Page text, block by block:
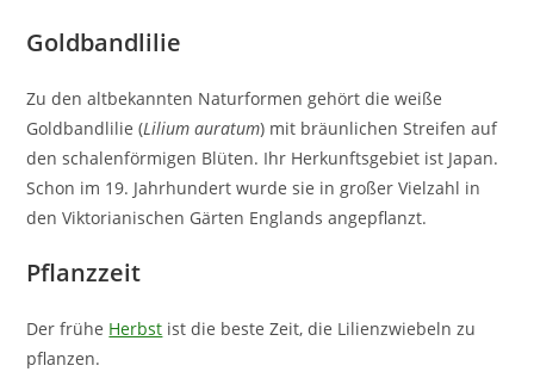
Goldbandlilie
Zu den altbekannten Naturformen gehört die weiße
Goldbandlilie (Lilium auratum) mit bräunlichen Streifen auf
den schalenförmigen Blüten. Ihr Herkunftsgebiet ist Japan.
Schon im 19. Jahrhundert wurde sie in großer Vielzahl in
den Viktorianischen Gärten Englands angepflanzt.
Pflanzzeit
Der frühe Herbst ist die beste Zeit, die Lilienzwiebeln zu
pflanzen.